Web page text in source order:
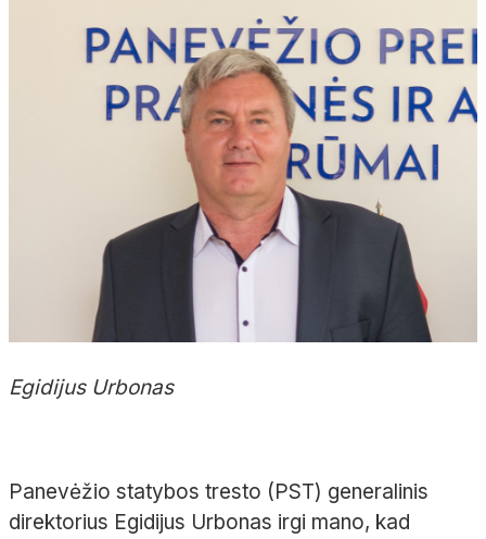
Egidijus Urbonas
Panevėžio statybos tresto (PST) generalinis
direktorius Egidijus Urbonas irgi mano, kad